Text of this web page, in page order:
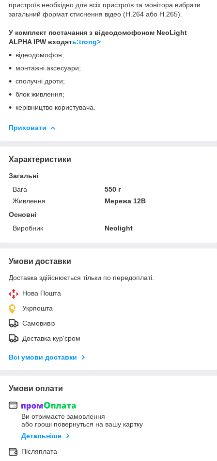
пристроїв необхідно для всіх пристроїв та монітора вибрати
загальний формат стиснення відео (Н.264 або Н.265).
У комплект постачання з відеодомофоном NeoLight
ALPHA IPW входять:trong>
відеодомофон;
монтажні аксесуари;
сполучні дроти;
блок живлення;
керівництво користувача.
Приховати
Характеристики
Загальні
Вага
550 г
Живлення
Мережа 12В
Основні
Виробник
Neolight
Умови доставки
Доставка здійснюється тільки по передоплаті.
Нова Пошта
Укрпошта
Самовивіз
Доставка кур'єром
Всі умови доставки
Умови оплати
Ви отримаєте замовлення
або гроші повернуться на вашу картку
Детальніше
Післяплата